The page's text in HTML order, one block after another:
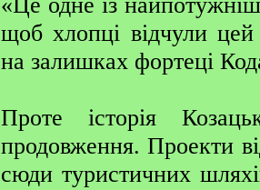
щоб хлопці відчули
на залишках фортеці
Проте історія
продовження. Проекти
сюди туристичних